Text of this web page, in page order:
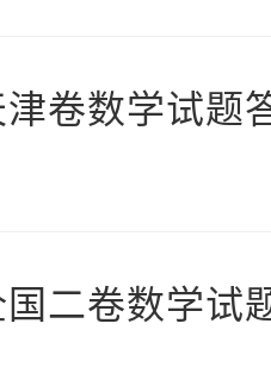
卷数学试题
二卷数学试